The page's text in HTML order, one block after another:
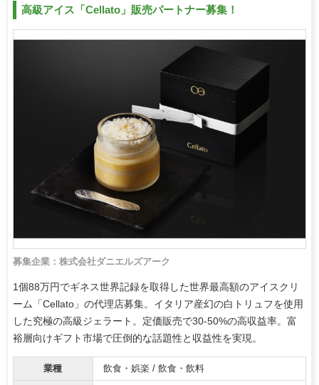
高級アイス「Cellato」販売パートナー募集！
募集企業：株式会社ダニエルズアーク
1個88万円でギネス世界記録を取得した世界最高額のアイスクリ
ーム「Cellato」の代理店募集。イタリア産幻の白トリュフを使用
した究極の高級ジェラート。定価販売で30-50%の高収益率。富
裕層向けギフト市場で圧倒的な話題性と収益性を実現。
業種 飲食・娯楽 / 飲食・飲料